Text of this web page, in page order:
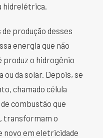
hidrelétrica.
produção desses
energia que não
produz o hidrogênio
da solar. Depois, se
chamado célula
combustão que
transformam o
novo em eletricidade